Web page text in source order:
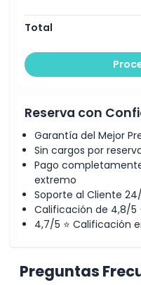
Ubicación
Cómo Llegar
Cómo Canjear
Política de Cancelación
Total
Reserva con
Garantía del Mejor
Sin cargos por
Pago
extremo
Soporte al Cliente
Calificación de 4,8/5
4,7/5 ⭐ Calificación
Preguntas